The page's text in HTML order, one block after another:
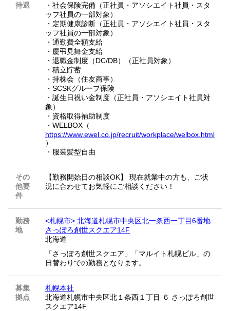
待遇
・社会保険完備（正社員・アソシエイト社員・スタ
ッフ社員の一部対象）
・定期健康診断（正社員・アソシエイト社員・スタ
ッフ社員の一部対象）
・通勤費全額支給
・慶弔見舞金支給
・退職金制度（DC/DB）（正社員対象）
・積立貯蓄
・持株会（住友商事）
・SCSKグループ保険
・誕生日祝い金制度（正社員・アソシエイト社員対
象）
・資格取得補助制度
・WELBOX（
https://www.ewel.co.jp/recruit/workplace/welbox.html
）
・服装髪型自由
その
他要
件
【勤務開始日の相談OK】 現在就業中の方も、ご状
況に合わせてお気軽にご相談ください！
勤務
地
<札幌市> 北海道札幌市中央区北一条西一丁目6番地
さっぽろ創世スクエア14F
北海道
「さっぽろ創世スクエア」「マルイト札幌ビル」の
日替わりでの勤務となります。
募集
拠点
札幌本社
北海道札幌市中央区北１条西１丁目 ６ さっぽろ創世
スクエア14F